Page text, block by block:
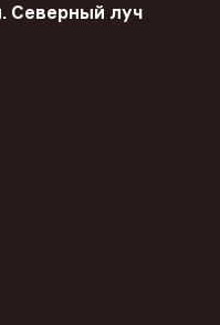
Северный луч